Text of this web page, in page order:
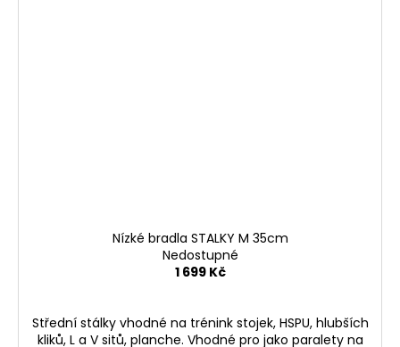
Nízké bradla STALKY M 35cm
Nedostupné
1 699 Kč
Střední stálky vhodné na trénink stojek, HSPU, hlubších
kliků, L a V sitů, planche. Vhodné pro jako paralety na